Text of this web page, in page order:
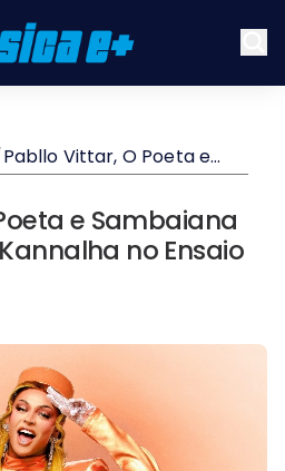
Pabllo Vittar, O Poeta e
Sambaiana se juntam ao O
Maridãoe Sambaiana
no Ensaio